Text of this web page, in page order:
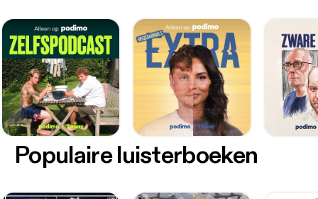
Populaire luisterboeken